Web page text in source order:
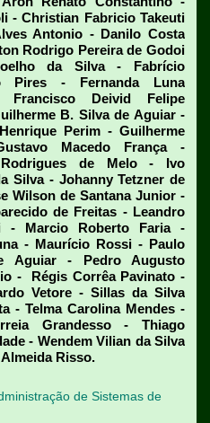
- Christian Fabricio Takeuti
Antonio - Danilo Costa
Rodrigo Pereira de Godoi
da Silva - Fabrício
Pires - Fernanda Luna
Deivid Felipe
B. Silva de Aguiar -
Perim - Guilherme
Macedo França -
Rodrigues de Melo - Ivo
Silva - Johanny Tetzner de
Wilson de Santana Junior -
de Freitas - Leandro
- Marcio Roberto Faria -
- Maurício Rossi - Paulo
Aguiar - Pedro Augusto
- Régis Corrêa Pavinato -
Vetore - Sillas da Silva
- Telma Carolina Mendes -
Grandesso - Thiago
- Wendem Vilian da Silva
Risso.
de Sistemas de